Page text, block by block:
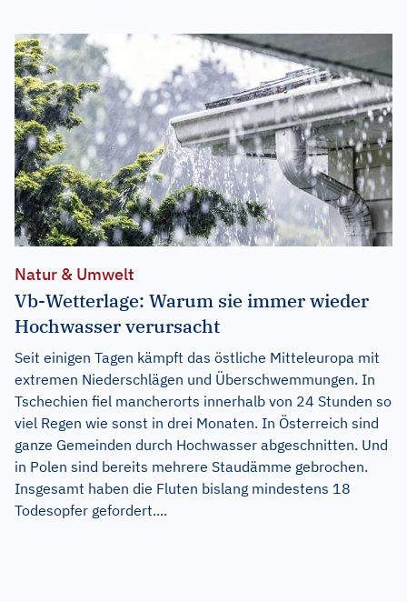
Natur & Umwelt
Vb-Wetterlage: Warum sie immer wieder
Hochwasser verursacht
Seit einigen Tagen kämpft das östliche Mitteleuropa mit
extremen Niederschlägen und Überschwemmungen. In
Tschechien fiel mancherorts innerhalb von 24 Stunden so
viel Regen wie sonst in drei Monaten. In Österreich sind
ganze Gemeinden durch Hochwasser abgeschnitten. Und
in Polen sind bereits mehrere Staudämme gebrochen.
Insgesamt haben die Fluten bislang mindestens 18
Todesopfer gefordert....